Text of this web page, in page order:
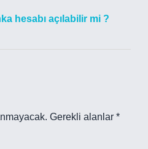
hesabı açılabilir mi ?
Gerekli alanlar *